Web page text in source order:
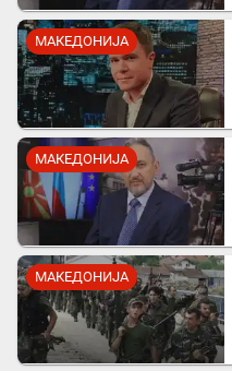
МАКЕДОНИЈА
МАКЕДОНИЈА
МАКЕДОНИЈА